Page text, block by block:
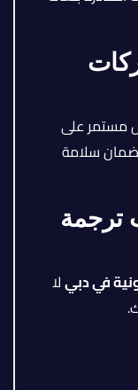
مستمر على
سلامة
ترجمة
في دبيلا